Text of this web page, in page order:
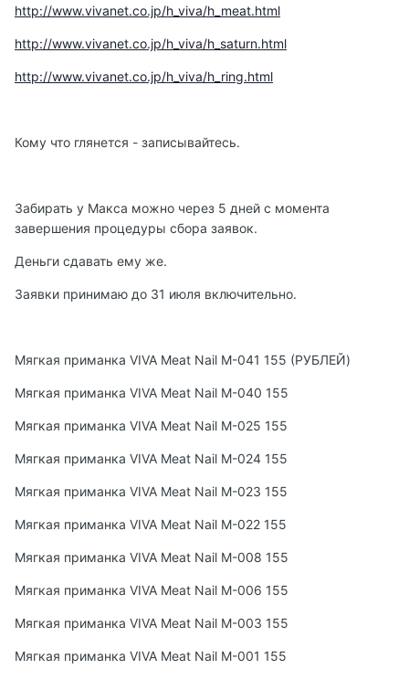
http://www.vivanet.co.jp/h_viva/h_meat.html
http://www.vivanet.co.jp/h_viva/h_saturn.html
http://www.vivanet.co.jp/h_viva/h_ring.html
Кому что глянется - записывайтесь.
Забирать у Макса можно через 5 дней с момента
завершения процедуры сбора заявок.
Деньги сдавать ему же.
Заявки принимаю до 31 июля включительно.
Мягкая приманка VIVA Meat Nail M-041 155 (РУБЛЕЙ)
Мягкая приманка VIVA Meat Nail M-040 155
Мягкая приманка VIVA Meat Nail M-025 155
Мягкая приманка VIVA Meat Nail M-024 155
Мягкая приманка VIVA Meat Nail M-023 155
Мягкая приманка VIVA Meat Nail M-022 155
Мягкая приманка VIVA Meat Nail M-008 155
Мягкая приманка VIVA Meat Nail M-006 155
Мягкая приманка VIVA Meat Nail M-003 155
Мягкая приманка VIVA Meat Nail M-001 155